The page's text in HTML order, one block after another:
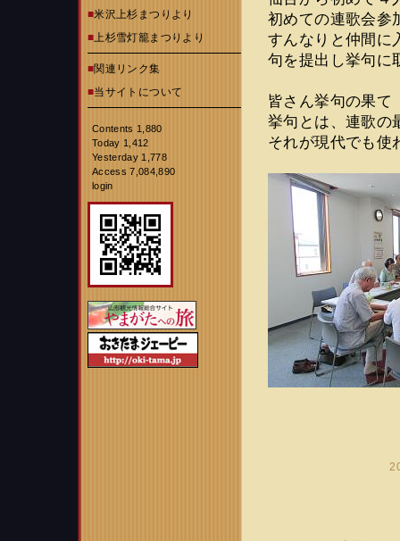
■米沢上杉まつりより
■上杉雪灯籠まつりより
■関連リンク集
■当サイトについて
Contents 1,880
Today 1,412
Yesterday 1,778
Access 7,084,890
login
初めての連歌会参
すんなりと仲間に
句を提出し挙句に
皆さん挙句の果
挙句とは、連歌の
それが現代でも使